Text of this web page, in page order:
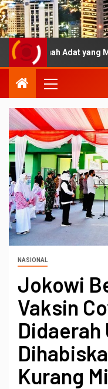
Adat yang Mandek di
NASIONAL
Jokowi
Vaksin
Didaerah
Kurang